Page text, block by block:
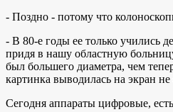
- Поздно - потому что
- В 80-е годы ее только учились
придя в нашу областную
был большего диаметра, чем
картинка выводилась на экран не
Сегодня аппараты цифровые,